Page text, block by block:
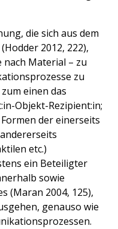
die sich aus dem
2012, 222),
nach Material – zu
zu
einen das
Objekt-Rezipient:in;
der einerseits
etc.)
ein Beteiligter
sowie
(Maran 2004, 125),
genauso wie